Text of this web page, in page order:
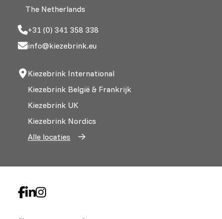
The Netherlands
+31 (0) 341 358 338
info@kiezebrink.eu
Kiezebrink International
Kiezebrink België & Frankrijk
Kiezebrink UK
Kiezebrink Nordics
Alle locaties